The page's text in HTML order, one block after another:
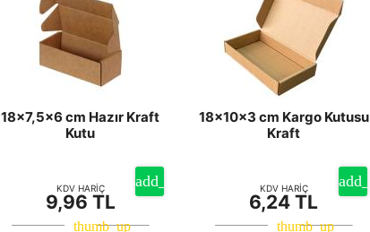
18x7,5x6 cm Hazır Kraft
Kutu
KDV HARİÇ
9,96 TL
18x10x3 cm Kargo Kutusu
Kraft
KDV HARİÇ
6,24 TL